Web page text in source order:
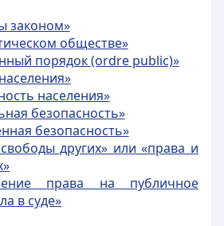
законом»
обществе»
порядок (ordre public)»
населения»
безопасность»
безопасность»
других» или «права и
права на публичное
в суде»